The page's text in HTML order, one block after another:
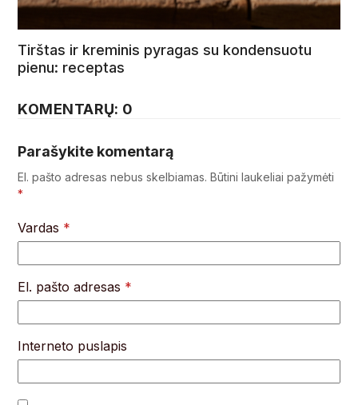
Tirštas ir kreminis pyragas su kondensuotu
pienu: receptas
KOMENTARŲ: 0
Parašykite komentarą
El. pašto adresas nebus skelbiamas. Būtini laukeliai pažymėti
*
Vardas *
El. pašto adresas *
Interneto puslapis